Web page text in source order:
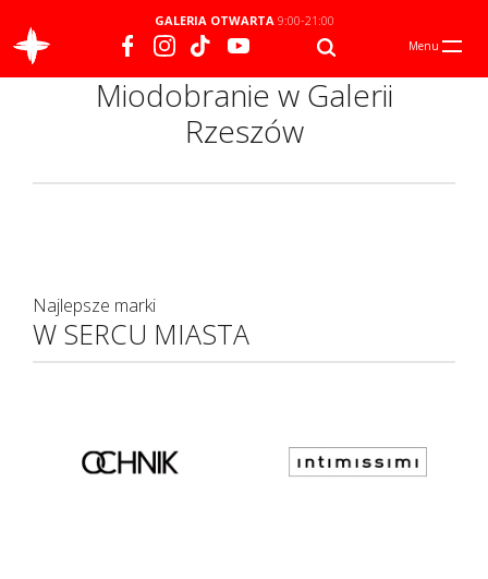
GALERIA OTWARTA9:00-21:00
Menu
Miodobranie w Galerii
Rzeszów
Najlepsze marki
W SERCU MIASTA